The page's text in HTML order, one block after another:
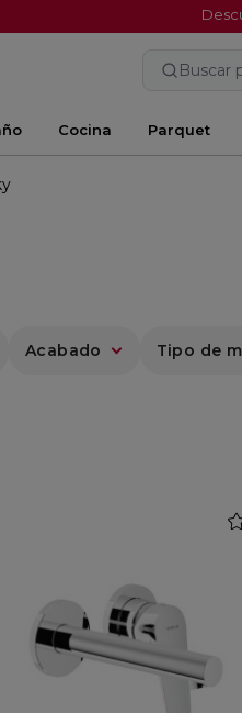
Buscar
Cocina Parquet
Acabado Tipo de